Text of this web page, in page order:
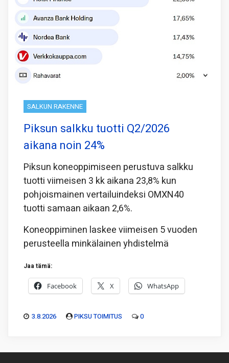
SALKUN RAKENNE
Piksun salkku tuotti Q2/2026
aikana noin 24%
Piksun koneoppimiseen perustuva salkku
tuotti viimeisen 3 kk aikana 23,8% kun
pohjoismainen vertailuindeksi OMXN40
tuotti samaan aikaan 2,6%.
Koneoppiminen laskee viimeisen 5 vuoden
perusteella minkälainen yhdistelmä
Jaa tämä:
Facebook X WhatsApp
3.8.2026 PIKSU TOIMITUS 0